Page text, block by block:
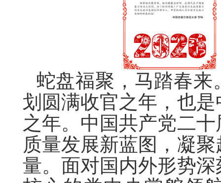
蛇盘福聚，马踏春来
划圆满收官之年，也
之年。中国共产党二
质量发展新蓝图，凝
量。面对国内外形势